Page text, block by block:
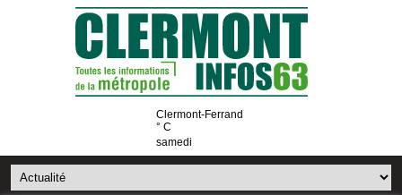
Clermont-Ferrand
° C
samedi